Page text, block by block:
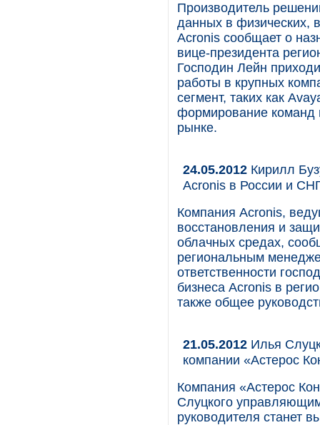
Производитель
данных в физических,
Acronis сообщает о
вице-президента
Господин Лейн
работы в крупных
сегмент, таких как
формирование команд
рынке.
24.05.2012 Кирилл
Acronis в России и
Компания Acronis,
восстановления и
облачных средах,
региональным
ответственности
бизнеса Acronis в
также общее
21.05.2012 Илья
компании «Астерос
Компания «Астерос
Слуцкого
руководителя станет